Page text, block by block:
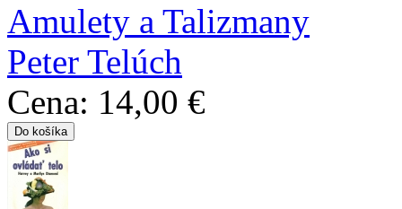
Amulety a Talizmany
Peter Telúch
Cena: 14,00 €